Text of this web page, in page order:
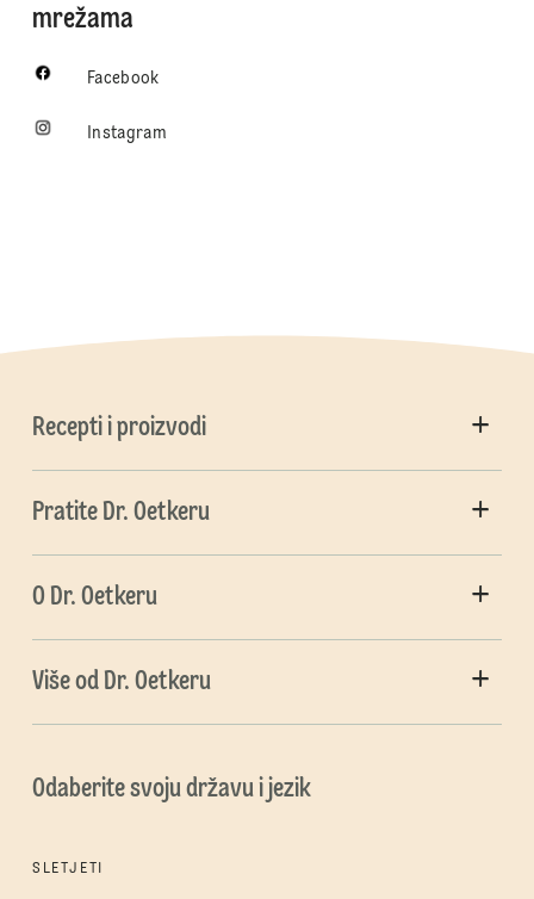
mrežama
Facebook
Instagram
Recepti i proizvodi
Pratite Dr. Oetkeru
O Dr. Oetkeru
Više od Dr. Oetkeru
Odaberite svoju državu i jezik
SLETJETI